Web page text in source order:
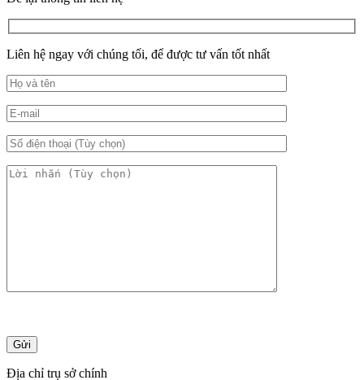
Liên hệ ngay với chúng tối, để được tư vấn tốt nhất
Địa chỉ trụ sở chính